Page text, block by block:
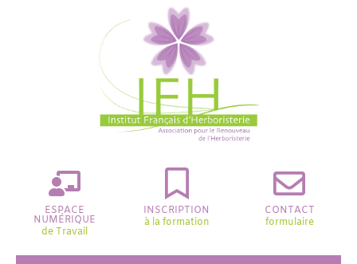
ESPACE
NUMÉRIQUE
de Travail
INSCRIPTION
à la formation
CONTACT
formulaire